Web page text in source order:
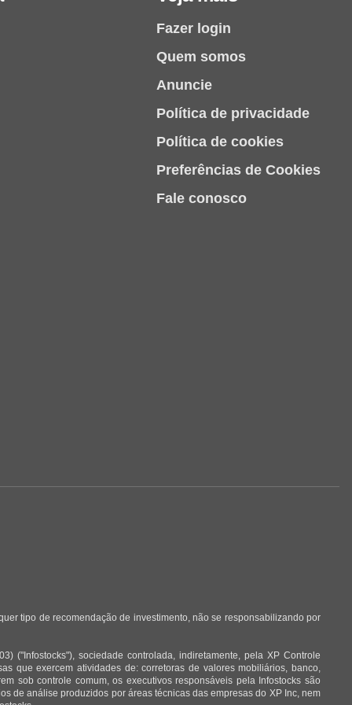
Fazer login
Quem somos
Anuncie
Política de privacidade
Política de cookies
Preferências de Cookies
Fale conosco
tipo de recomendação de investimento, não se responsabilizando por
("Infostocks"), sociedade controlada, indiretamente, pela XP Controle
que exercem atividades de: corretoras de valores mobiliários, banco,
sob controle comum, os executivos responsáveis pela Infostocks são
de análise produzidos por áreas técnicas das empresas do XP Inc, nem